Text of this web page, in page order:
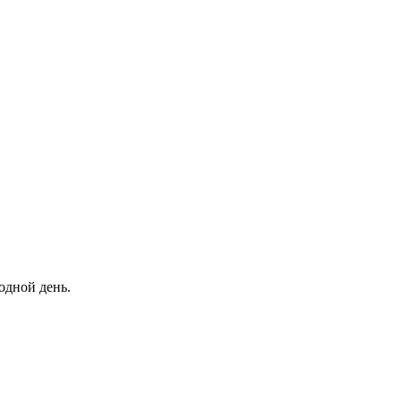
день.